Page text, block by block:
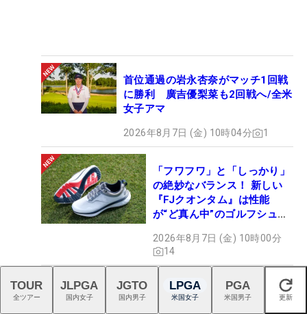
首位通過の岩永杏奈がマッチ1回戦
に勝利 廣吉優梨菜も2回戦へ/全米
女子アマ
2026年8月7日 (金) 10時04分 1
「フワフワ」と「しっかり」
の絶妙なバランス！ 新しい
『FJクオンタム』は性能
が“ど真ん中”のゴルフシュー
2026年8月7日 (金) 10時00分
14
「61」マークのホスラーは勝てば
70人抜き！ 大逆転プレーオフ進
閉じる
TOUR
全ツアー
JLPGA
国内女子
JGTO
国内男子
LPGA
米国女子
PGA
米国男子 更新